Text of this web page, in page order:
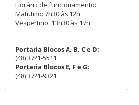
Horário de funcionamento:
Matutino: 7h30 às 12h
Vespertino: 13h30 às 17h
Portaria Blocos A, B, C e D:
(48) 3721-5511
Portaria Blocos E, F e G:
(48) 3721-9321